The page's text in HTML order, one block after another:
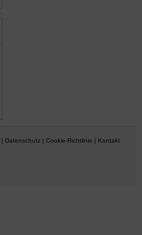
| Datenschutz | Cookie-Richtlinie | Kontakt